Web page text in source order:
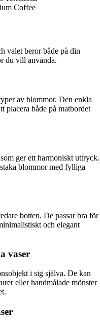
Coffee
valet beror både på din
du vill använda.
av blommor. Den enkla
placera både på matbordet
ger ett harmoniskt uttryck.
blommor med fylliga
botten. De passar bra för
och elegant
vaser
i sig själva. De kan
eller handmålade mönster